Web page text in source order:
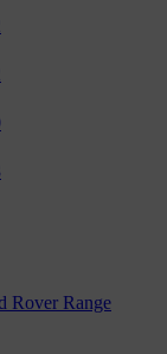
Rover Range